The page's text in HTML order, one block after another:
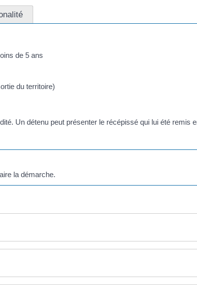
de 5 ans
du territoire)
Un détenu peut présenter le récépissé qui lui été remis
la démarche.